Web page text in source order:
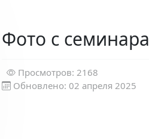
Фото с семинара
Просмотров: 2168
Обновлено: 02 апреля 2025